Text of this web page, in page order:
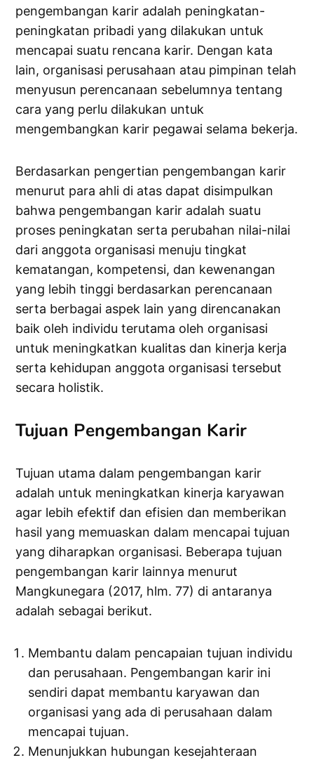
pengembangan karir adalah peningkatan-
peningkatan pribadi yang dilakukan untuk
mencapai suatu rencana karir. Dengan kata
lain, organisasi perusahaan atau pimpinan telah
menyusun perencanaan sebelumnya tentang
cara yang perlu dilakukan untuk
mengembangkan karir pegawai selama bekerja.
Berdasarkan pengertian pengembangan karir
menurut para ahli di atas dapat disimpulkan
bahwa pengembangan karir adalah suatu
proses peningkatan serta perubahan nilai-nilai
dari anggota organisasi menuju tingkat
kematangan, kompetensi, dan kewenangan
yang lebih tinggi berdasarkan perencanaan
serta berbagai aspek lain yang direncanakan
baik oleh individu terutama oleh organisasi
untuk meningkatkan kualitas dan kinerja kerja
serta kehidupan anggota organisasi tersebut
secara holistik.
Tujuan Pengembangan Karir
Tujuan utama dalam pengembangan karir
adalah untuk meningkatkan kinerja karyawan
agar lebih efektif dan efisien dan memberikan
hasil yang memuaskan dalam mencapai tujuan
yang diharapkan organisasi. Beberapa tujuan
pengembangan karir lainnya menurut
Mangkunegara (2017, hlm. 77) di antaranya
adalah sebagai berikut.
Membantu dalam pencapaian tujuan individu
dan perusahaan. Pengembangan karir ini
sendiri dapat membantu karyawan dan
organisasi yang ada di perusahaan dalam
mencapai tujuan.
Menunjukkan hubungan kesejahteraan